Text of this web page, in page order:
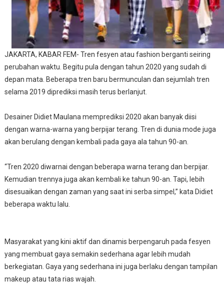
JAKARTA, KABAR FEM- Tren fesyen atau fashion berganti seiring
perubahan waktu. Begitu pula dengan tahun 2020 yang sudah di
depan mata. Beberapa tren baru bermunculan dan sejumlah tren
selama 2019 diprediksi masih terus berlanjut.
Desainer Didiet Maulana memprediksi 2020 akan banyak diisi
dengan warna-warna yang berpijar terang. Tren di dunia mode juga
akan berulang dengan kembali pada gaya ala tahun 90-an.
“Tren 2020 diwarnai dengan beberapa warna terang dan berpijar.
Kemudian trennya juga akan kembali ke tahun 90-an. Tapi, lebih
disesuaikan dengan zaman yang saat ini serba simpel,” kata Didiet
beberapa waktu lalu.
Masyarakat yang kini aktif dan dinamis berpengaruh pada fesyen
yang membuat gaya semakin sederhana agar lebih mudah
berkegiatan. Gaya yang sederhana ini juga berlaku dengan tampilan
makeup atau tata rias wajah.